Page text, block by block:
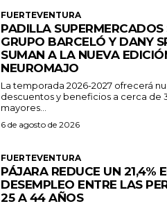
FUERTEVENTURA
PADILLA SUPERMERCADOS
GRUPO BARCELÓ Y DANY
SUMAN A LA NUEVA
NEUROMAJO
La temporada 2026-2027 ofrecerá
descuentos y beneficios a cerca de
mayores...
6 de agosto de 2026
FUERTEVENTURA
PÁJARA REDUCE UN 21,4%
DESEMPLEO ENTRE LAS
25 A 44 AÑOS